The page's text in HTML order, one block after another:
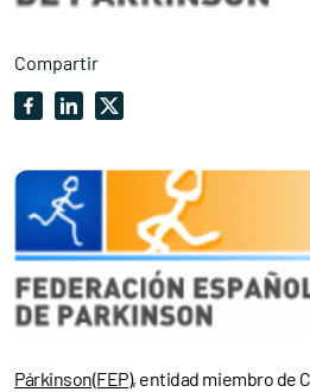
Compartir
Párkinson(FEP), entidad miembro de